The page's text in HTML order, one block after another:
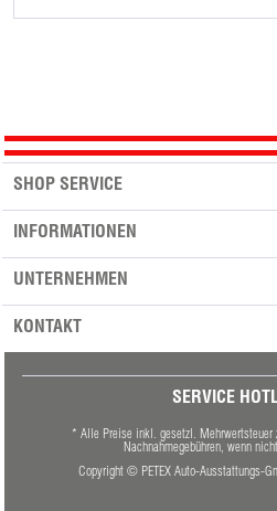
SHOP SERVICE
INFORMATIONEN
UNTERNEHMEN
KONTAKT
SERVICE
* Alle Preise inkl. gesetzl. Mehrwertsteuer
Nachnahmegebühren, wenn
Copyright © PETEX Auto-Ausstattungs-